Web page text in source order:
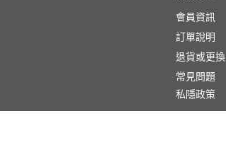
會員資訊
訂單說明
退貨或更換
常見問題
私隱政策